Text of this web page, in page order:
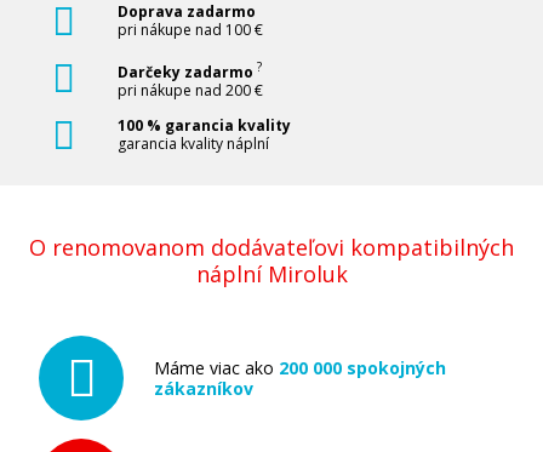
Doprava zadarmo
pri nákupe nad 100 €
Darčeky zadarmo ?
pri nákupe nad 200 €
100 % garancia kvality
garancia kvality náplní
O renomovanom dodávateľovi kompatibilných
náplní Miroluk
Máme viac ako 200 000 spokojných
zákazníkov